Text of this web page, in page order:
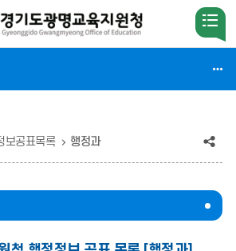
보공표목록 행정과
공
(상
태